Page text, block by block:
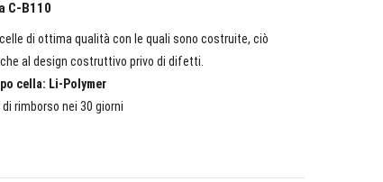
C-B110
di ottima qualità con le quali sono costruite, ciò
al design costruttivo privo di difetti.
cella: Li-Polymer
rimborso nei 30 giorni